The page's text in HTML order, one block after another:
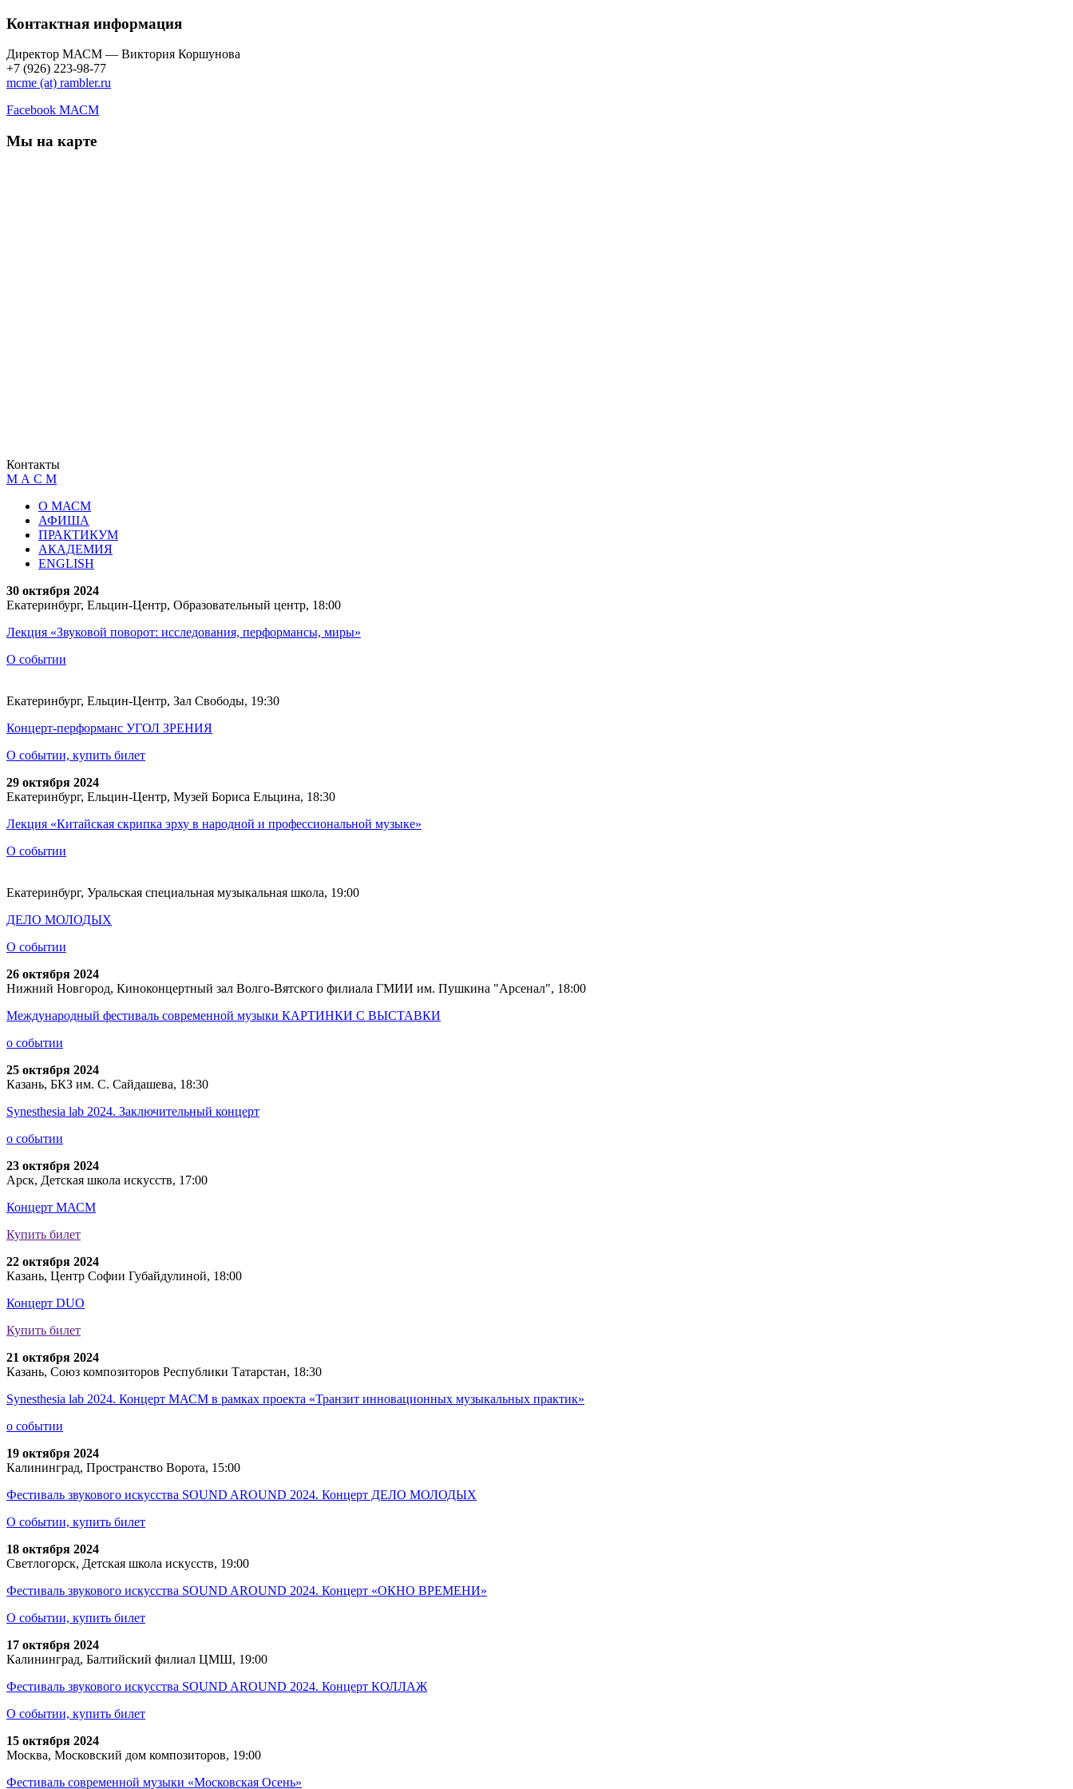
Контактная информация
Директор МАСМ — Виктория Коршунова
+7 (926) 223-98-77
mcme (at) rambler.ru
Facebook МАСМ
Мы на карте
Контакты
М А С М
О МАСМ
АФИША
ПРАКТИКУМ
АКАДЕМИЯ
ENGLISH
30 октября 2024
Екатеринбург, Ельцин-Центр, Образовательный центр, 18:00
Лекция «Звуковой поворот: исследования, перформансы, миры»
О событии
Екатеринбург, Ельцин-Центр, Зал Свободы, 19:30
Концерт-перформанс УГОЛ ЗРЕНИЯ
О событии, купить билет
29 октября 2024
Екатеринбург, Ельцин-Центр, Музей Бориса Ельцина, 18:30
Лекция «Китайская скрипка эрху в народной и профессиональной музыке»
О событии
Екатеринбург, Уральская специальная музыкальная школа, 19:00
ДЕЛО МОЛОДЫХ
О событии
26 октября 2024
Нижний Новгород, Киноконцертный зал Волго-Вятского филиала ГМИИ им. Пушкина "Арсенал", 18:00
Международный фестиваль современной музыки КАРТИНКИ С ВЫСТАВКИ
о событии
25 октября 2024
Казань, БКЗ им. С. Сайдашева, 18:30
Synesthesia lab 2024. Заключительный концерт
о событии
23 октября 2024
Арск, Детская школа искусств, 17:00
Концерт МАСМ
Купить билет
22 октября 2024
Казань, Центр Софии Губайдулиной, 18:00
Концерт DUO
Купить билет
21 октября 2024
Казань, Союз композиторов Республики Татарстан, 18:30
Synesthesia lab 2024. Концерт МАСМ в рамках проекта «Транзит инновационных музыкальных практик»
о событии
19 октября 2024
Калининград, Пространство Ворота, 15:00
Фестиваль звукового искусства SOUND AROUND 2024. Концерт ДЕЛО МОЛОДЫХ
О событии, купить билет
18 октября 2024
Светлогорск, Детская школа искусств, 19:00
Фестиваль звукового искусства SOUND AROUND 2024. Концерт «ОКНО ВРЕМЕНИ»
О событии, купить билет
17 октября 2024
Калининград, Балтийский филиал ЦМШ, 19:00
Фестиваль звукового искусства SOUND AROUND 2024. Концерт КОЛЛАЖ
О событии, купить билет
15 октября 2024
Москва, Московский дом композиторов, 19:00
Фестиваль современной музыки «Московская Осень»